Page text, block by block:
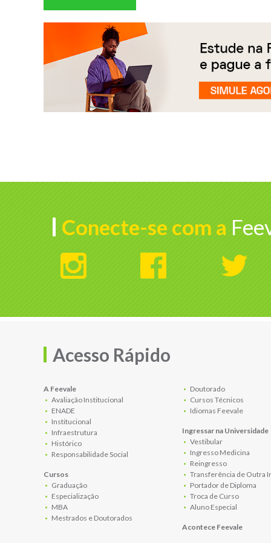
Conecte-se com a
Acesso Rápido
A Feevale
Avaliação Institucional
ENADE
Institucional
Infraestrutura
Histórico
Responsabilidade Social
Cursos
Graduação
Especialização
MBA
Mestrados e Doutorados
Doutorado
Cursos Técnicos
Idiomas Feevale
Ingressar na Universidade
Vestibular
Ingresso Medicina
Reingresso
Transferência de Outra
Portador de Diploma
Troca de Curso
Aluno Especial
Acontece Feevale